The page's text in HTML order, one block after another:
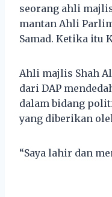
seorang ahli
mantan Ahli
Samad. Ketika itu
Ahli majlis Shah
dari DAP
dalam bidang
yang diberikan
“Saya lahir dan